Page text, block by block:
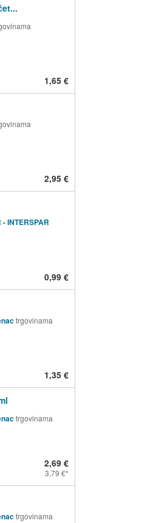
1,65 €
2,95 €
- INTERSPAR
0,99 €
trgovinama
1,35 €
trgovinama
2,69 €
3,79 €
trgovinama